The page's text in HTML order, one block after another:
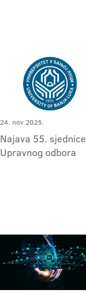
24. nov 2025.
Najava 55. sjednice
Upravnog odbora